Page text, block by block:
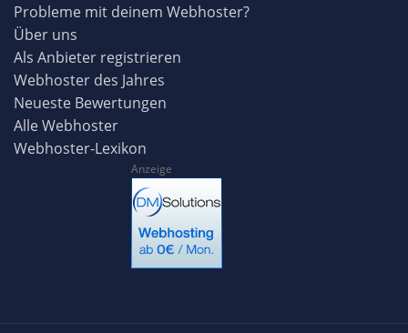
Probleme mit deinem Webhoster?
Über uns
Als Anbieter registrieren
Webhoster des Jahres
Neueste Bewertungen
Alle Webhoster
Webhoster-Lexikon
Anzeige